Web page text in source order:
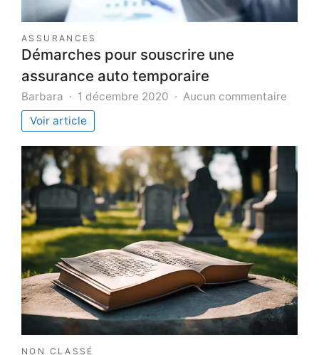
ASSURANCES
Démarches pour souscrire une
assurance auto temporaire
Barbara 1 décembre 2020 Aucun commentaire
Voir article
NON CLASSÉ